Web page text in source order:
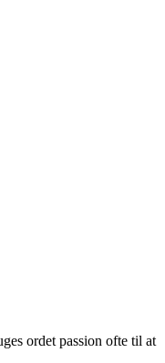
ordet passion ofte til at